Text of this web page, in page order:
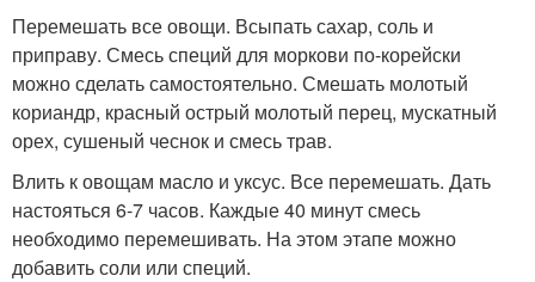
Перемешать все овощи. Всыпать сахар, соль и
приправу. Смесь специй для моркови по-корейски
можно сделать самостоятельно. Смешать молотый
кориандр, красный острый молотый перец, мускатный
орех, сушеный чеснок и смесь трав.
Влить к овощам масло и уксус. Все перемешать. Дать
настояться 6-7 часов. Каждые 40 минут смесь
необходимо перемешивать. На этом этапе можно
добавить соли или специй.